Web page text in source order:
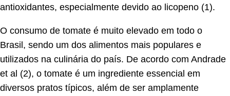
antioxidantes, especialmente devido ao licopeno (1).
O consumo de tomate é muito elevado em todo o
Brasil, sendo um dos alimentos mais populares e
utilizados na culinária do país. De acordo com Andrade
et al (2), o tomate é um ingrediente essencial em
diversos pratos típicos, além de ser amplamente